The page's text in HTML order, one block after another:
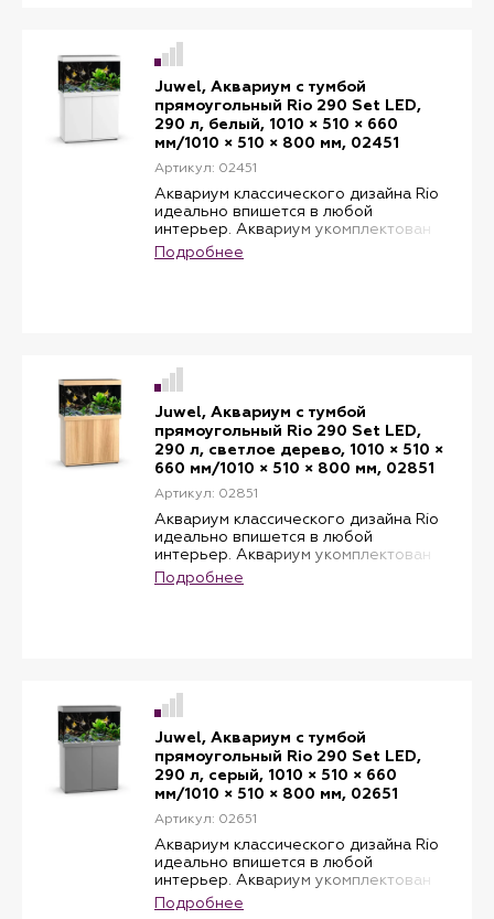
Juwel, Аквариум с тумбой
прямоугольный Rio 290 Set LED,
290 л, белый, 1010 × 510 × 660
мм/1010 × 510 × 800 мм, 02451
Артикул: 02451
Аквариум классического дизайна Rio
идеально впишется в любой
интерьер. Аквариум укомплектован
водонепроницаемой светоарматурой
Multilux LED, системой фильтрации
изготовлена для аквариумов
классической формы серии Rio.
Подходящая по размерам тумба
обеспечивает максимальную
устойчивость аквариума. Аквариум и
тумба подобранные в одном
цветовом решении составляют
идеальную пару. Тумба проста в
сборке и имеет большое
пространство внутри себя для
хранения и монтажа оборудования, а
также аксессуаров и корма.
Подробнее
Juwel, Аквариум с тумбой
прямоугольный Rio 290 Set LED,
290 л, светлое дерево, 1010 × 510 ×
660 мм/1010 × 510 × 800 мм, 02851
Артикул: 02851
Аквариум классического дизайна Rio
идеально впишется в любой
интерьер. Аквариум укомплектован
водонепроницаемой светоарматурой
Multilux LED, системой фильтрации
изготовлена для аквариумов
классической формы серии Rio.
Подходящая по размерам тумба
обеспечивает максимальную
устойчивость аквариума. Аквариум и
тумба подобранные в одном
цветовом решении составляют
идеальную пару. Тумба проста в
сборке и имеет большое
пространство внутри себя для
хранения и монтажа оборудования, а
также аксессуаров и корма.
Подробнее
Juwel, Аквариум с тумбой
прямоугольный Rio 290 Set LED,
290 л, серый, 1010 × 510 × 660
мм/1010 × 510 × 800 мм, 02651
Артикул: 02651
Аквариум классического дизайна Rio
идеально впишется в любой
интерьер. Аквариум укомплектован
водонепроницаемой светоарматурой
Multilux LED, системой фильтрации
Подробнее